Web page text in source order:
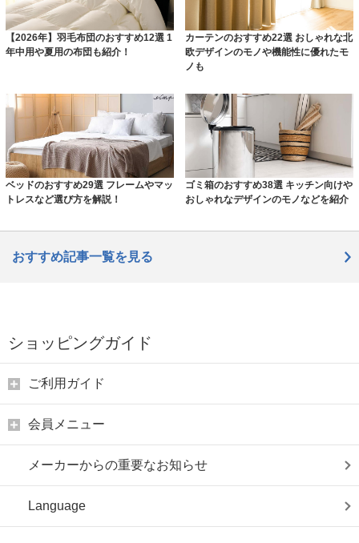
【2026年】羽毛布団のおすすめ12選 1
年中用や夏用の布団も紹介！
カーテンのおすすめ22選 おしゃれな北
欧デザインのモノや機能性に優れたモ
ノも
ベッドのおすすめ29選 フレームやマッ
トレスなど選び方を解説！
ゴミ箱のおすすめ38選 キッチン向けや
おしゃれなデザインのモノなどを紹介
おすすめ記事一覧を見る
ショッピングガイド
ご利用ガイド
会員メニュー
メーカーからの重要なお知らせ
Language